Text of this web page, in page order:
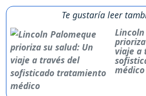
Te gustaría leer
viaje a
médico